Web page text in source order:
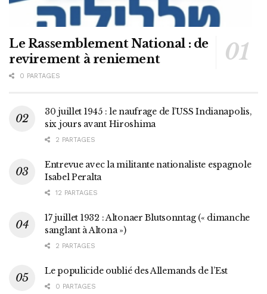
Le Rassemblement National : de
revirement à reniement
0 PARTAGES
30 juillet 1945 : le naufrage de l’USS Indianapolis,
six jours avant Hiroshima
2 PARTAGES
Entrevue avec la militante nationaliste espagnole
Isabel Peralta
12 PARTAGES
17 juillet 1932 : Altonaer Blutsonntag (« dimanche
sanglant à Altona »)
2 PARTAGES
Le populicide oublié des Allemands de l’Est
0 PARTAGES